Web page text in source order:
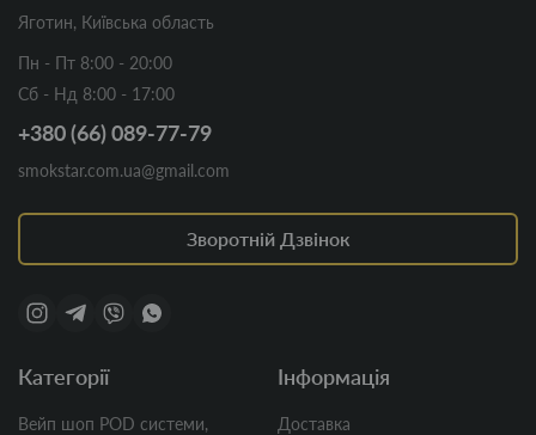
Яготин, Київська область
Пн - Пт 8:00 - 20:00
Сб - Нд 8:00 - 17:00
+380 (66) 089-77-79
smokstar.com.ua@gmail.com
Зворотній Дзвінок
Категорії
Вейп шоп POD системи,
Інформація
Доставка